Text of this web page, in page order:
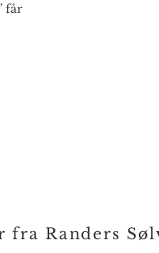
får
fra Randers